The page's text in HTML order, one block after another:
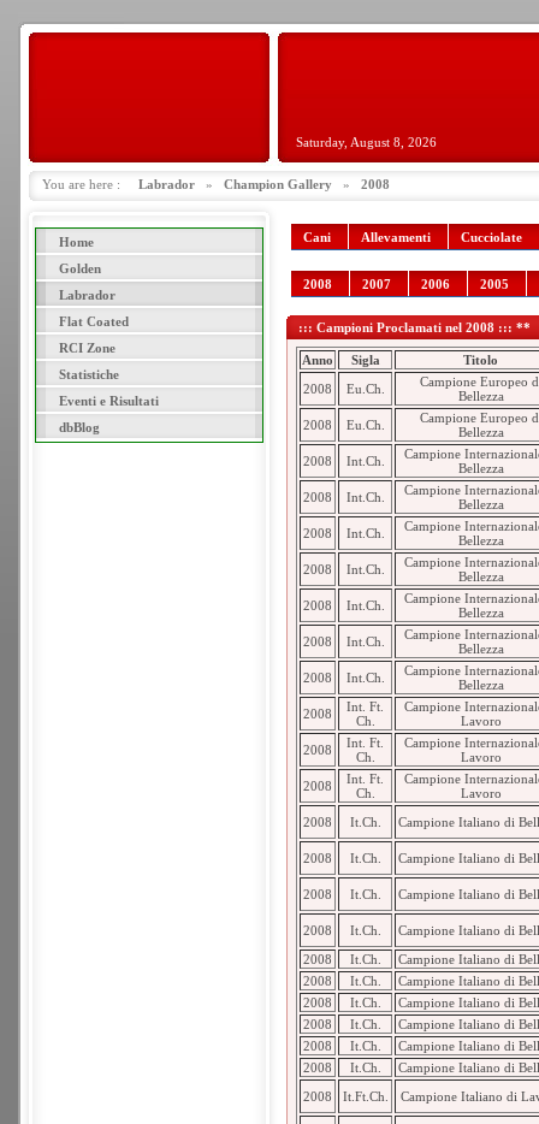
Saturday, August 8, 2026
You are here : Labrador » Champion Gallery » 2008
Home
Golden
Labrador
Flat Coated
RCI Zone
Statistiche
Eventi e Risultati
dbBlog
Cani Allevamenti Cucciolate
2008 2007 2006 2005
::: Campioni Proclamati nel 2008 ::: **
Anno Sigla
Titolo
2008
Eu.Ch.
Campione Europeo
Bellezza
2008
Eu.Ch.
Campione Europeo
Bellezza
2008
Int.Ch.
Campione
Bellezza
2008
Int.Ch.
Campione
Bellezza
2008
Int.Ch.
Campione
Bellezza
2008
Int.Ch.
Campione
Bellezza
2008
Int.Ch.
Campione
Bellezza
2008
Int.Ch.
Campione
Bellezza
2008
Int.Ch.
Campione
Bellezza
2008
Int. Ft.
Ch.
Campione
Lavoro
2008
Int. Ft.
Ch.
Campione
Lavoro
2008
Int. Ft.
Ch.
Campione
Lavoro
2008
It.Ch. Campione Italiano di
2008 It.Ch. Campione Italiano di
2008 It.Ch. Campione Italiano di
2008 It.Ch.
Campione Italiano di
2008
It.Ch.
Campione Italiano di
2008
It.Ch.
Campione Italiano di
2008
It.Ch.
Campione Italiano di
2008
It.Ch.
Campione Italiano di
2008
It.Ch.
Campione Italiano di
2008
It.Ch.
Campione Italiano di
2008
It.Ft.Ch. Campione Italiano di